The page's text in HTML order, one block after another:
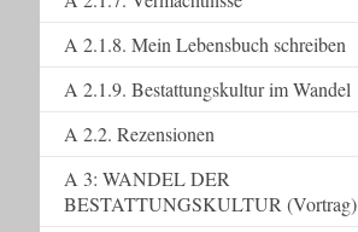
A 2.1.8. Mein Lebensbuch schreiben
A 2.1.9. Bestattungskultur im Wandel
A 2.2. Rezensionen
A 3: WANDEL DER
BESTATTUNGSKULTUR (Vortrag)